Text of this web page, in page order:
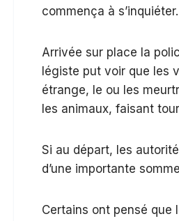
commença à s’inquiéter.
Arrivée sur place la
légiste put voir que les
étrange, le ou les
les animaux, faisant
Si au départ, les
d’une importante
Certains ont pensé que